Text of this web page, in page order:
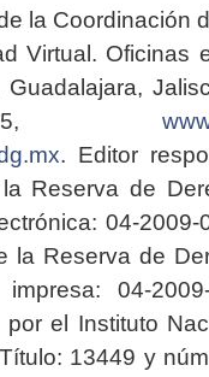
la Coordinación
Virtual. Oficinas
. Editor
Reserva de
04-2009-
la Reserva de
04-2009-
el Instituto
13449 y